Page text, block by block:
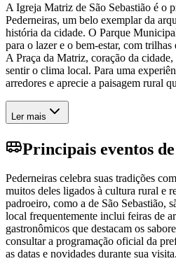
A Igreja Matriz de São Sebastião é o
Pederneiras, um belo exemplar da
história da cidade. O Parque
para o lazer e o bem-estar, com trilhas
A Praça da Matriz, coração da
sentir o clima local. Para uma
arredores e aprecie a paisagem rural
Ler mais
Principais eventos
Pederneiras celebra suas tradições
muitos deles ligados à cultura rural e
padroeiro, como a de São Sebastião,
local frequentemente inclui feiras de
gastronômicos que destacam os
consultar a programação oficial da
as datas e novidades durante sua visita.